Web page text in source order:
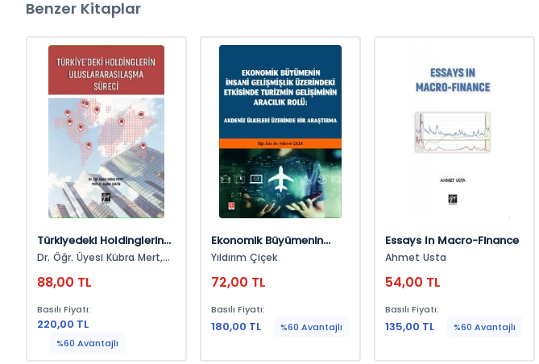
Benzer Kitaplar
Türkiyedeki Holdinglerin
Uluslararasılaşma Süreci
Dr. Öğr. Üyesi Kübra Mert,
88,00 TL
Basılı Fiyatı:
220,00 TL
%60 Avantajlı
Ekonomik Büyümenin
İnsani Gelişmişlik
Turizmin Gelişiminin
Ülkeleri Üzerinde Bir
Araştırma
Yıldırım Çiçek
72,00 TL
Basılı Fiyatı:
180,00 TL %60 Avantajlı
Essays In Macro-Finance
Ahmet Usta
54,00 TL
Basılı Fiyatı:
135,00 TL %60 Avantajlı